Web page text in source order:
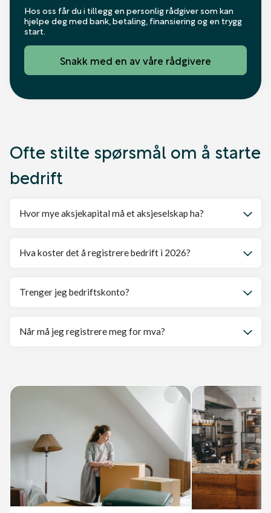
Hos oss får du i tillegg en personlig rådgiver som kan
hjelpe deg med bank, betaling, finansiering og en trygg
start.
Snakk med en av våre rådgivere
Ofte stilte spørsmål om å starte
bedrift
Hvor mye aksjekapital må et aksjeselskap ha?
Hva koster det å registrere bedrift i 2026?
Trenger jeg bedriftskonto?
Når må jeg registrere meg for mva?